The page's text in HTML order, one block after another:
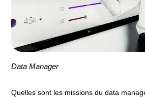
Data Manager
Quelles sont les missions du data